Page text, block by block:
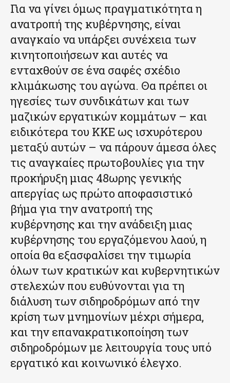
Για να γίνει όμως πραγματικότητα η
ανατροπή της κυβέρνησης, είναι
αναγκαίο να υπάρξει συνέχεια των
κινητοποιήσεων και αυτές να
ενταχθούν σε ένα σαφές σχέδιο
κλιμάκωσης του αγώνα. Θα πρέπει οι
ηγεσίες των συνδικάτων και των
μαζικών εργατικών κομμάτων – και
ειδικότερα του ΚΚΕ ως ισχυρότερου
μεταξύ αυτών – να πάρουν άμεσα όλες
τις αναγκαίες πρωτοβουλίες για την
προκήρυξη μιας 48ωρης γενικής
απεργίας ως πρώτο αποφασιστικό
βήμα για την ανατροπή της
κυβέρνησης και την ανάδειξη μιας
κυβέρνησης του εργαζόμενου λαού, η
οποία θα εξασφαλίσει την τιμωρία
όλων των κρατικών και κυβερνητικών
στελεχών που ευθύνονται για τη
διάλυση των σιδηροδρόμων από την
κρίση των μνημονίων μέχρι σήμερα,
και την επανακρατικοποίηση των
σιδηροδρόμων με λειτουργία τους υπό
εργατικό και κοινωνικό έλεγχο.